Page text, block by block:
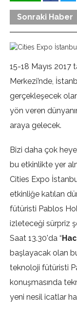
Sonraki Haber
15-18 Mayıs
Merkezi’nde,
gerçekleşecek
yön veren
araya gelecek.
Bizi daha çok
bu etkinlikte yer
Cities Expo
etkinliğe katılan
fütüristi Pablos
izleteceği sürpriz
Saat 13.30'da “
başlayacak olan
teknoloji fütüristi
konuşmasında
yeni nesil icatlar